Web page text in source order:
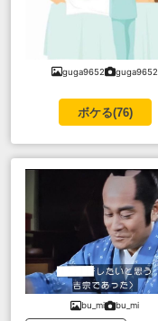
guga9652 guga9652
ボケる(76)
bu_mi bu_mi